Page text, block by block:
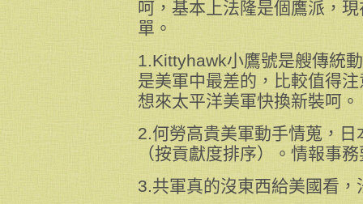
呵，基本上法隆是個鷹派，
單。
1.Kittyhawk小鷹號是艘傳統
是美軍中最差的，比較值得
想來太平洋美軍快換新裝呵。
2.何勞高貴美軍動手情蒐，
（按貢獻度排序）。情報事
3.共軍真的沒東西給美國看，